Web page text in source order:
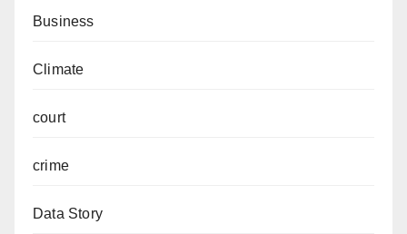
Business
Climate
court
crime
Data Story